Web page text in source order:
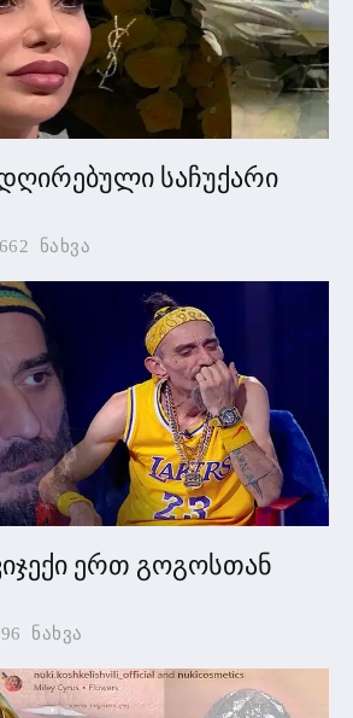
საჩუქარი
ნახვა
ერთ გოგოსთან
ნახვა